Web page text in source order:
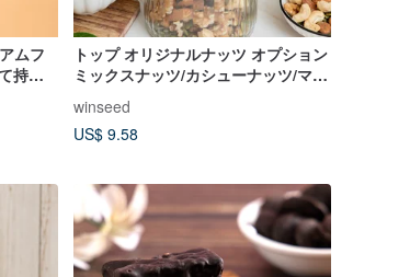
ムフ
持ち
グ
トップ オリジナルナッツ オプション
ミックスナッツ/カシューナッツ/マカ
デミアンズ/アーモンド/パンプキンシ
ード/クルミ
winseed
US$ 9.58